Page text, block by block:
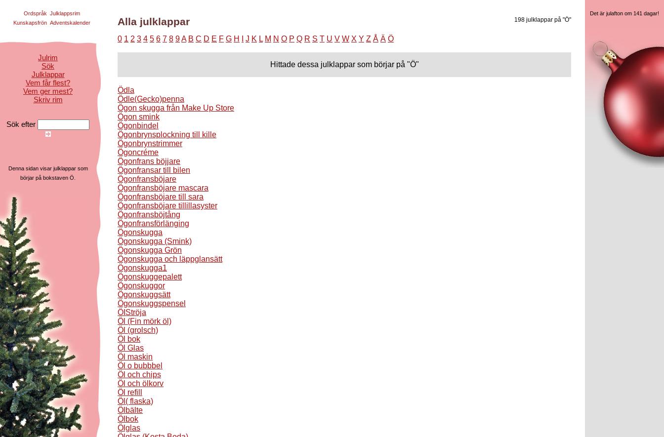
198 julklappar på "Ö"
Alla julklappar
0 1 2 3 4 5 6 7 8 9A B C D E F G H J K L M N O P Q R S T U V W X Y Z Å Ä Ö
Hittade dessa julklappar som börjar på "Ö"
Ödla
Ödle(Gecko)penna
Ögon skugga från Make Up Store
Ögon smink
Ögonbindel
Ögonbrynsplockning till kille
Ögonbrynstrimmer
Ögoncréme
Ögonfrans böjjare
Ögonfransar till bilen
Ögonfransböjare
Ögonfransböjare mascara
Ögonfransböjare till sara
Ögonfransböjare tillillasyster
Ögonfransböjtång
Ögonfransförlänging
Ögonskugga
Ögonskugga (Smink)
Ögonskugga Grön
Ögonskugga och läppglansätt
Ögonskugga1
Ögonskuggepalett
Ögonskuggor
Ögonskuggsätt
Ögonskuggspensel
ÖIStröja
Öl (Fin mörk öl)
Öl (grolsch)
Öl bok
Öl Glas
Öl maskin
Öl o bubbbel
Öl och chips
Öl och ölkorv
Öl refill
Öl( flaska)
Ölbälte
Ölbok
Ölglas
Ordspråk Julklappsrim
Kunskapsfrön Adventskalender
Julrim
Sök
Julklappar
Vem får flest?
Vem ger mest?
Skriv rim
Sök efter
Denna sidan visar julklappar som
börjar på bokstaven Ö.
Det är julafton om 141 dagar!